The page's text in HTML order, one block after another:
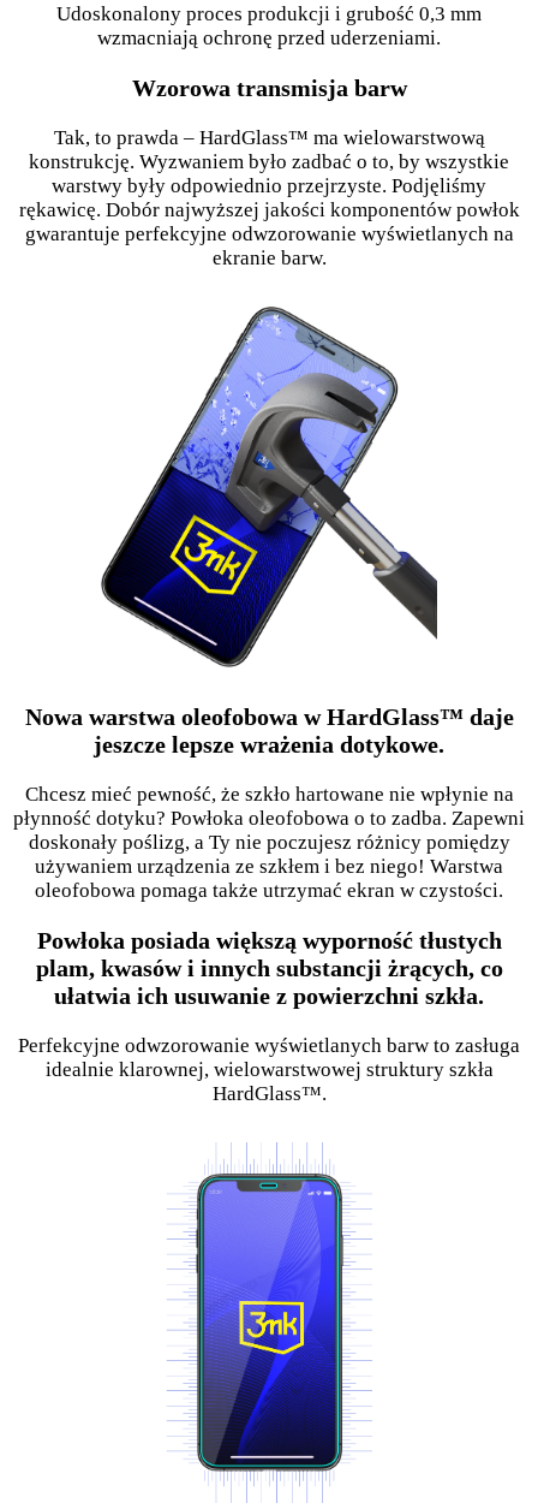
Udoskonalony proces produkcji i grubość 0,3 mm
wzmacniają ochronę przed uderzeniami.
Wzorowa transmisja barw
Tak, to prawda – HardGlass™ ma wielowarstwową
konstrukcję. Wyzwaniem było zadbać o to, by wszystkie
warstwy były odpowiednio przejrzyste. Podjęliśmy
rękawicę. Dobór najwyższej jakości komponentów powłok
gwarantuje perfekcyjne odwzorowanie wyświetlanych na
ekranie barw.
Nowa warstwa oleofobowa w HardGlass™ daje
jeszcze lepsze wrażenia dotykowe.
Chcesz mieć pewność, że szkło hartowane nie wpłynie na
płynność dotyku? Powłoka oleofobowa o to zadba. Zapewni
doskonały poślizg, a Ty nie poczujesz różnicy pomiędzy
używaniem urządzenia ze szkłem i bez niego! Warstwa
oleofobowa pomaga także utrzymać ekran w czystości.
Powłoka posiada większą wyporność tłustych
plam, kwasów i innych substancji żrących, co
ułatwia ich usuwanie z powierzchni szkła.
Perfekcyjne odwzorowanie wyświetlanych barw to zasługa
idealnie klarownej, wielowarstwowej struktury szkła
HardGlass™.